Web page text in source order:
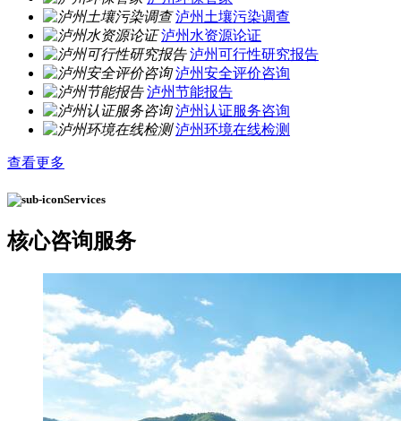
泸州土壤污染调查
泸州水资源论证
泸州可行性研究报告
泸州安全评价咨询
泸州节能报告
泸州认证服务咨询
泸州环境在线检测
查看更多
Services
核心咨询服务